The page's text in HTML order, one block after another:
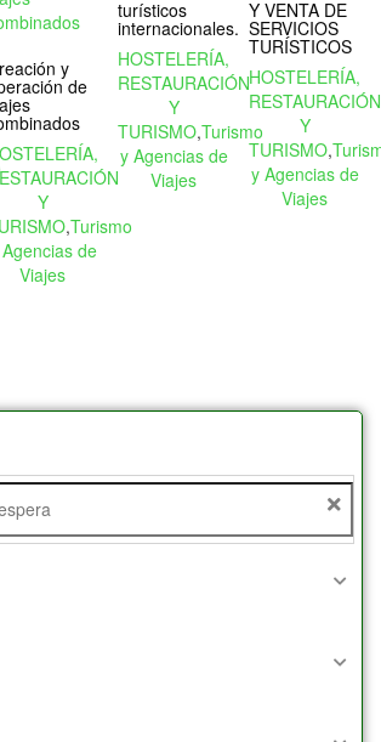
y
de
Y
,Turismo
de
Viajes
turísticos
internacionales.
HOSTELERÍA,
RESTAURACIÓN
Y
TURISMO,Turismo
y Agencias de
Viajes
Y VENTA DE
SERVICIOS
TURÍSTICOS
HOSTELERÍA,
RESTAURACIÓN
Y
TURISMO,
y Agencias de
Viajes